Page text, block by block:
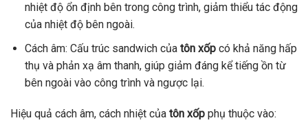
nhiệt độ ổn định bên trong công trình, giảm thiểu tác động
của nhiệt độ bên ngoài.
Cách âm: Cấu trúc sandwich của tôn xốpcó khả năng hấp
thụ và phản xạ âm thanh, giúp giảm đáng kể tiếng ồn từ
bên ngoài vào công trình và ngược lại.
Hiệu quả cách âm, cách nhiệt của tôn xốp phụ thuộc vào: